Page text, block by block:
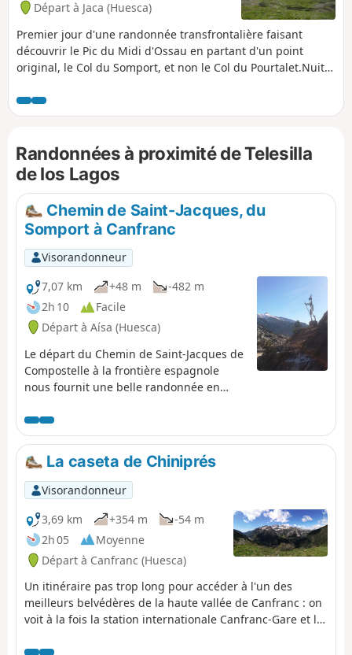
Départ à Jaca (Huesca)
Premier jour d'une randonnée transfrontalière faisant
découvrir le Pic du Midi d'Ossau en partant d'un point
original, le Col du Somport, et non le Col du Pourtalet.Nuit
Randonnées à proximité de Telesilla
de los Lagos
Chemin de Saint-Jacques, du
Somport à Canfranc
Visorandonneur
7,07 km
+48 m
-482 m
2h 10
Facile
Départ à Aísa (Huesca)
Le départ du Chemin de Saint-Jacques de
Compostelle à la frontière espagnole
nous fournit une belle randonnée en
en descente et sans aucune difficulté. Les
randonneurs pourront laisser le véhicule
au départ ou à l'arrivée, car des bus
français ou espagnols font régulièrement
le trajet de Canfranc au Col du Somport.
Ou même venir de Bedous en bus et
repartir de même.
La caseta de Chiniprés
Visorandonneur
3,69 km
+354 m
-54 m
2h 05
Moyenne
Départ à Canfranc (Huesca)
Un itinéraire pas trop long pour accéder à l'un des
meilleurs belvédères de la haute vallée de Canfranc : on
voit à la fois la station internationale Canfranc-Gare et la